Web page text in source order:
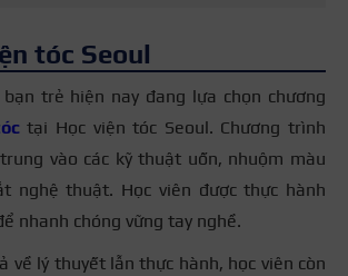
tóc Seoul
trẻ hiện nay đang lựa chọn chương
tại Học viện tóc Seoul. Chương trình
vào các kỹ thuật uốn, nhuộm màu
nghệ thuật. Học viên được thực hành
nhanh chóng vững tay nghề.
về lý thuyết lẫn thực hành, học viên còn